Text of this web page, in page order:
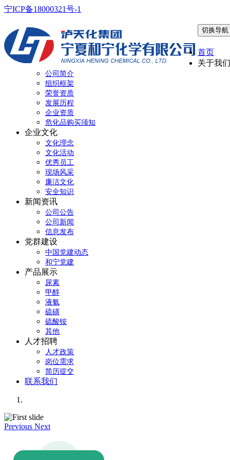
宁ICP备18000321号-1
切换导航
首页
关于我们
公司简介
组织框架
荣誉资质
发展历程
企业资质
危化品购买须知
企业文化
文化理念
文化活动
优秀员工
现场风采
廉洁文化
安全知识
新闻资讯
公司公告
公司新闻
信息发布
党群建设
中国党建动态
和宁党建
产品展示
尿素
甲醇
液氨
硫磺
硫酸铵
其他
人才招聘
人才政策
岗位需求
简历提交
联系我们
Previous Next